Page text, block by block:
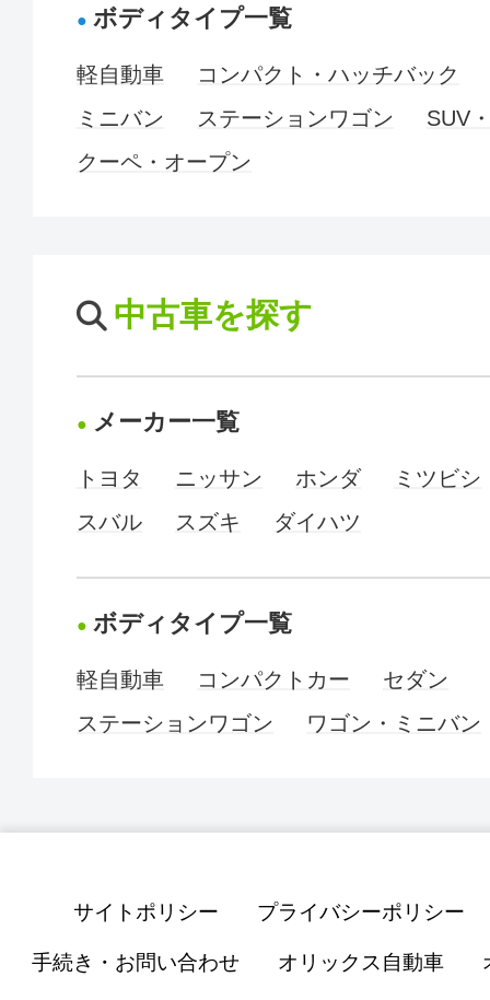
ボディタイプ一覧
軽自動車
コンパクト・ハッチバック
ミニバン
ステーションワゴン
SUV
クーペ・オープン
中古車を探す
メーカー一覧
トヨタ ニッサン ホンダ
ミツビシ
スバル
スズキ ダイハツ
ボディタイプ一覧
軽自動車 コンパクトカー
セダン
ステーションワゴン
ワゴン・ミニバン
サイトポリシー プライバシーポリシー
手続き・お問い合わせ オリックス自動車